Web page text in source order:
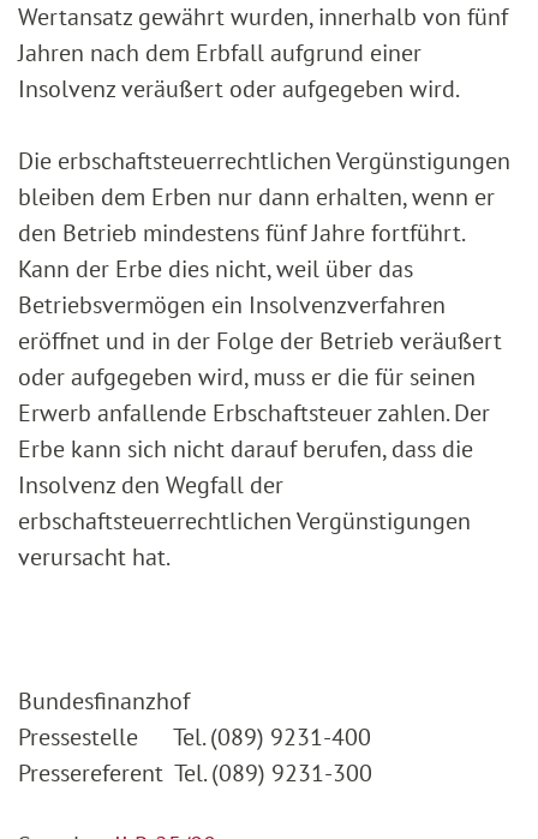
Wertansatz gewährt wurden, innerhalb von fünf
Jahren nach dem Erbfall aufgrund einer
Insolvenz veräußert oder aufgegeben wird.
Die erbschaftsteuerrechtlichen Vergünstigungen
bleiben dem Erben nur dann erhalten, wenn er
den Betrieb mindestens fünf Jahre fortführt.
Kann der Erbe dies nicht, weil über das
Betriebsvermögen ein Insolvenzverfahren
eröffnet und in der Folge der Betrieb veräußert
oder aufgegeben wird, muss er die für seinen
Erwerb anfallende Erbschaftsteuer zahlen. Der
Erbe kann sich nicht darauf berufen, dass die
Insolvenz den Wegfall der
erbschaftsteuerrechtlichen Vergünstigungen
verursacht hat.
Bundesfinanzhof
Pressestelle Tel. (089) 9231-400
Pressereferent Tel. (089) 9231-300